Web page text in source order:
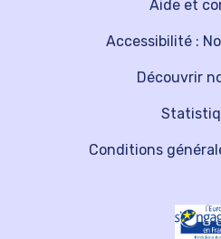
Découvrir
Aide et
Accessibilité :
Conditions